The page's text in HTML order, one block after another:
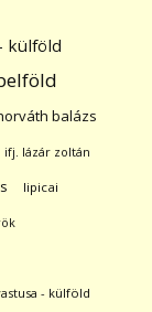
külföld
balázs
ifj. lázár zoltán
lipicai
- külföld